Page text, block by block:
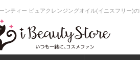
ンティー ピュアクレンジングオイル(イニスフリー)